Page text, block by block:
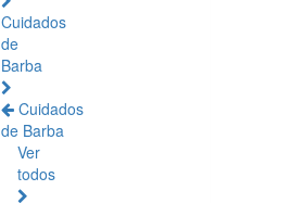
Cuidados
de
Barba
Cuidados
de Barba
Ver
todos